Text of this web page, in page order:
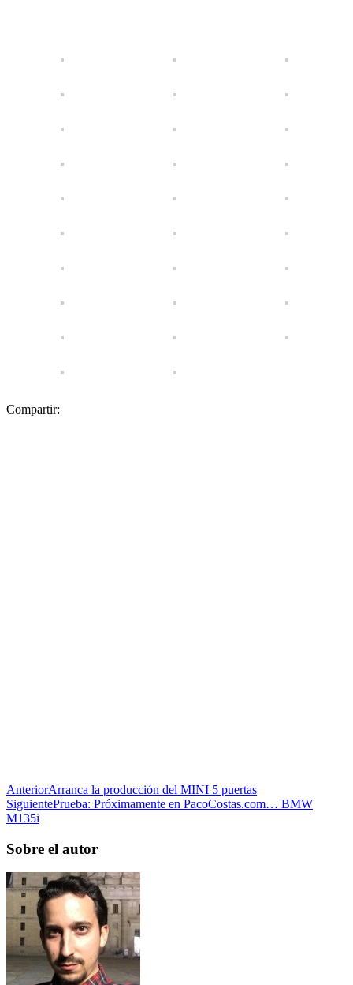
Compartir:
AnteriorArranca la producción del MINI 5 puertas
SiguientePrueba: Próximamente en PacoCostas.com… BMW
M135i
Sobre el autor